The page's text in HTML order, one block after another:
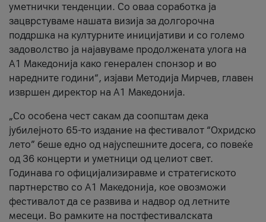
уметнички тенденции. Со оваа соработка ја
зацврстуваме нашата визија за долгорочна
поддршка на културните иницијативи и со големо
задоволство ја најавуваме продолжената улога на
A1 Македонија како генерален спонзор и во
наредните години“, изјави Методија Мирчев, главен
извршен директор на A1 Македонија.
„Со особена чест сакам да соопштам дека
јубилејното 65-то издание на фестивалот “Охридско
лето” беше едно од најуспешните досега, со повеќе
од 36 концерти и уметници од целиот свет.
Годинава го официјализиравме и стратегиското
партнерство со А1 Македонија, кое овозможи
фестивалот да се развива и надвор од летните
месеци. Во рамките на постфестивалската